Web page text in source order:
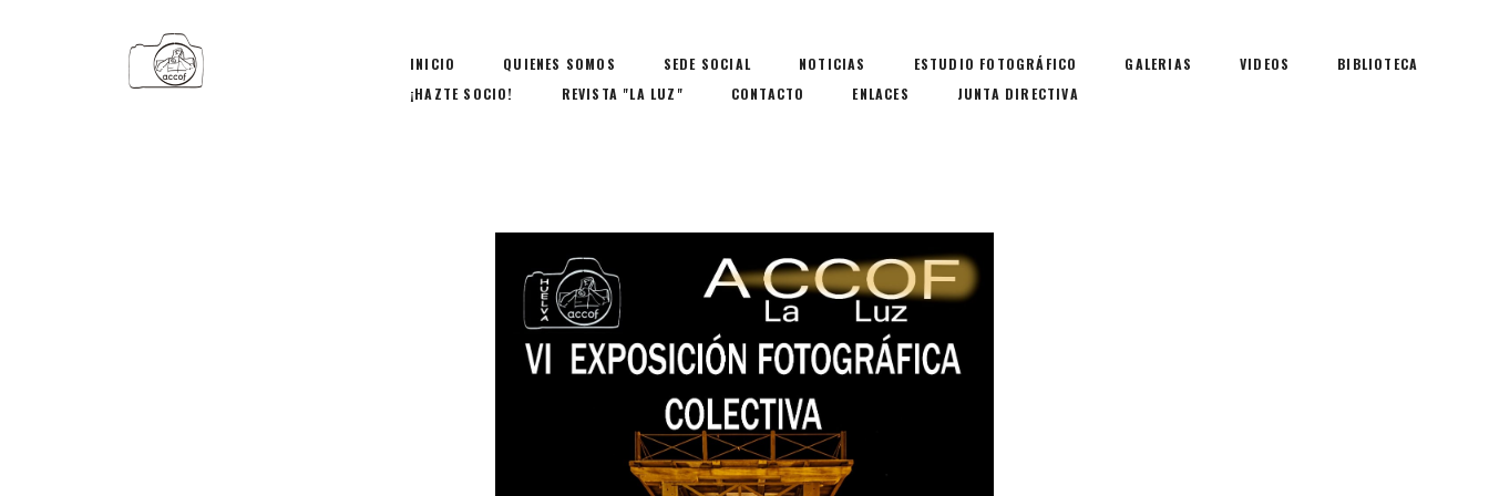
INICIO QUIENES SOMOS SEDE SOCIAL NOTICIAS ESTUDIO FOTOGRÁFICO GALERIAS VIDEOS
BIBLIOTECA
¡HAZTE SOCIO!
REVISTA "LA LUZ" CONTACTO ENLACES JUNTA DIRECTIVA